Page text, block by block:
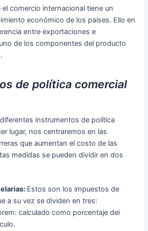
comercio internacional tiene un
económico de los países. Ello en
entre exportaciones e
de los componentes del producto
de política comercial
instrumentos de política
lugar, nos centraremos en las
que aumentan el costo de las
medidas se pueden dividir en dos
Estos son los impuestos de
a su vez se dividen en tres:
calculado como porcentaje del